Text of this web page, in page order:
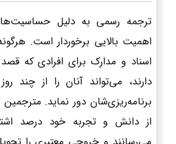
ترجمه رسمی به دلیل
اهمیت بالایی برخوردار است.
اسناد و مدارک برای افرادی که
دارند، می‌تواند آنان را از چند
برنامه‌ریزی‌شان دور نماید. مترجمین
از دانش و تجربه خود درصد